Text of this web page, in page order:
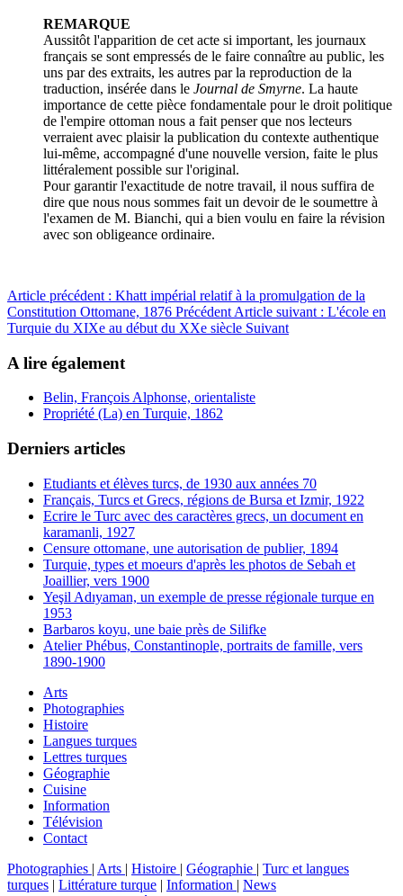
REMARQUE
Aussitôt l'apparition de cet acte si important, les journaux
français se sont empressés de le faire connaître au public, les
uns par des extraits, les autres par la reproduction de la
traduction, insérée dans le Journal de Smyrne. La haute
importance de cette pièce fondamentale pour le droit politique
de l'empire ottoman nous a fait penser que nos lecteurs
verraient avec plaisir la publication du contexte authentique
lui-même, accompagné d'une nouvelle version, faite le plus
littéralement possible sur l'original.
Pour garantir l'exactitude de notre travail, il nous suffira de
dire que nous nous sommes fait un devoir de le soumettre à
l'examen de M. Bianchi, qui a bien voulu en faire la révision
avec son obligeance ordinaire.
Article précédent : Khatt impérial relatif à la promulgation de la
Constitution Ottomane, 1876 Précédent Article suivant : L'école en
Turquie du XIXe au début du XXe siècle Suivant
A lire également
Belin, François Alphonse, orientaliste
Propriété (La) en Turquie, 1862
Derniers articles
Etudiants et élèves turcs, de 1930 aux années 70
Français, Turcs et Grecs, régions de Bursa et Izmir, 1922
Ecrire le Turc avec des caractères grecs, un document en
karamanli, 1927
Censure ottomane, une autorisation de publier, 1894
Turquie, types et moeurs d'après les photos de Sebah et
Joaillier, vers 1900
Yeşil Adıyaman, un exemple de presse régionale turque en
1953
Barbaros koyu, une baie près de Silifke
Atelier Phébus, Constantinople, portraits de famille, vers
1890-1900
Arts
Photographies
Histoire
Langues turques
Lettres turques
Géographie
Cuisine
Information
Télévision
Contact
Photographies | Arts | Histoire | Géographie | Turc et langues
turques | Littérature turque | Information | News